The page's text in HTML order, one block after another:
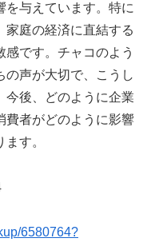
を与えています。特に
家庭の経済に直結する
です。チャコのよう
の声が大切で、こうし
今後、どのように企業
費者がどのように影響
す。
6580764?